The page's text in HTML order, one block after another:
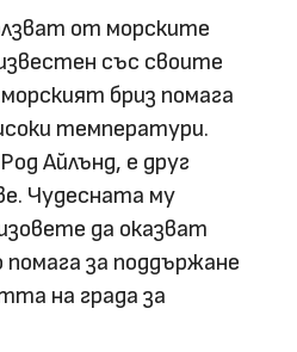
от морските
със своите
бриз помага
температури.
Айлънд, е друг
Чудесната му
да оказват
за поддържане
на града за